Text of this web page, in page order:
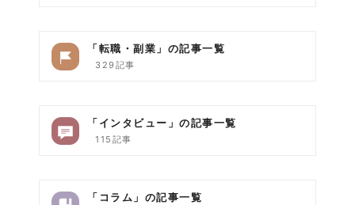
「転職・副業」の記事一覧
329記事
「インタビュー」の記事一覧
115記事
「コラム」の記事一覧